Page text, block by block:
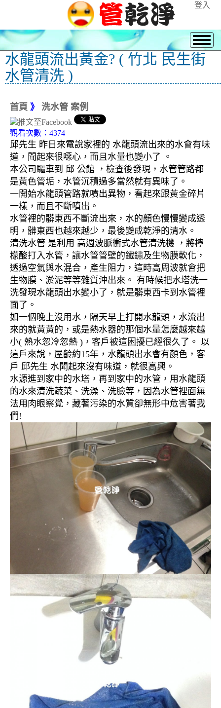
登入
水龍頭流出黃金? ( 竹北 民生街
水管清洗 )
首頁 》 洗水管 案例
觀看次數：4374
邱先生 昨日來電說家裡的 水龍頭流出來的水會有味
道，聞起來很噁心，而且水量也變小了 。
本公司驅車到 邱 公館 ，檢查後發現，水管管路都
是黃色管垢，水管沉積過多當然就有異味了。
一開始水龍頭管路就噴出異物，看起來跟黃金碎片
一樣，而且不斷噴出。
水管裡的髒東西不斷流出來，水的顏色慢慢變成透
明，髒東西也越來越少，最後變成乾淨的清水。
清洗水管 是利用 高週波脈衝式水管清洗機 ，將檸
檬酸打入水管，讓水管管壁的鐵鏽及生物膜軟化，
透過空氣與水混合，產生阻力，這時高周波就會把
生物膜、淤泥等等雜質沖出來。 有時候把水塔洗一
洗發現水龍頭出水變小了，就是髒東西卡到水管裡
面了。
如一個晚上沒用水，隔天早上打開水龍頭，水流出
來的就黃黃的，或是熱水器的那個水量怎麼越來越
小( 熱水忽冷忽熱 )，客戶被這困擾已經很久了。 以
這戶來說，屋齡約15年，水龍頭出水會有顏色，客
戶 邱先生 水聞起來沒有味道，就很高興。
水源進到家中的水塔，再到家中的水管，用水龍頭
的水來清洗蔬菜、洗澡、洗臉等，因為水管裡面無
法用肉眼察覺，藏著污染的水質卻無形中危害著我
們!